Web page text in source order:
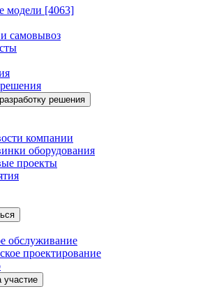
модели [4063]
самовывоз
решения
компании
оборудования
проекты
обслуживание
проектирование
участие